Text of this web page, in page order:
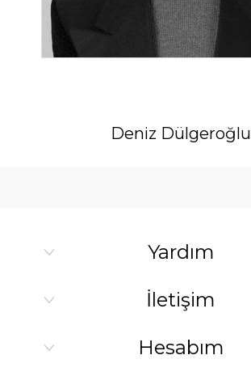
Deniz Dülgeroğlu
Yardım
İletişim
Hesabım